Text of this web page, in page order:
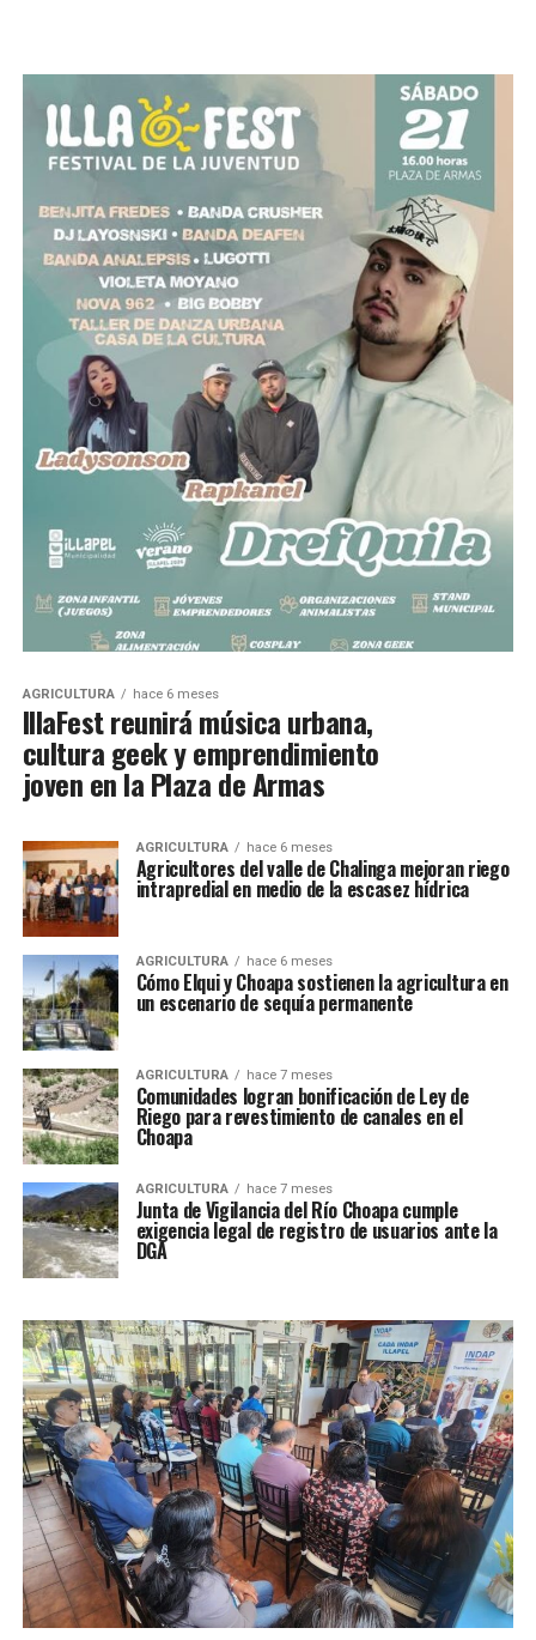
AGRICULTURA hace 6 meses
IllaFest reunirá música urbana,
cultura geek y emprendimiento
joven en la Plaza de Armas
AGRICULTURA hace 6 meses
Agricultores del valle de Chalinga mejoran riego
intrapredial en medio de la escasez hídrica
AGRICULTURA hace 6 meses
Cómo Elqui y Choapa sostienen la agricultura en
un escenario de sequía permanente
AGRICULTURA hace 7 meses
Comunidades logran bonificación de Ley de
Riego para revestimiento de canales en el
Choapa
AGRICULTURA hace 7 meses
Junta de Vigilancia del Río Choapa cumple
exigencia legal de registro de usuarios ante la
DGA